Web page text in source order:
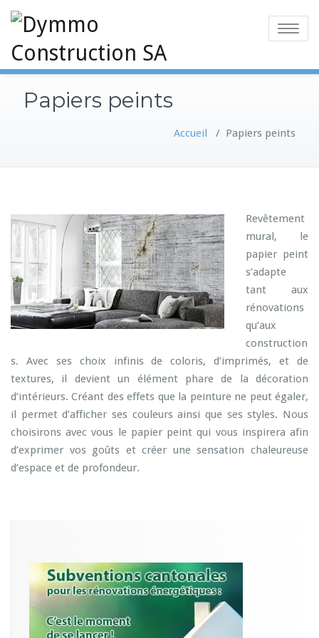
Toggle
Papiers peints
Accueil / Papiers peints
Revêtement
mural, le
papier peint
s’adapte
tant aux
rénovations
qu’aux
construction
s. Avec ses choix infinis de coloris, d’imprimés, et de
textures, il devient un élément phare de la décoration
d’intérieurs. Créant des effets que la peinture ne peut égaler,
il permet d’afficher ses couleurs ainsi que ses styles. Nous
choisirons avec vous le papier peint qui vous inspirera afin
d’exprimer vos goûts et créer une sensation chaleureuse
d’espace et de profondeur.